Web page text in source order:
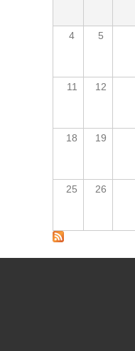
4 5
11 12
18 19
25 26